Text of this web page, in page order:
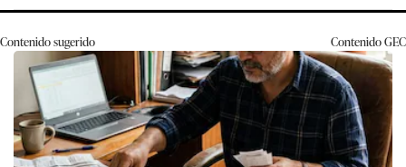
Contenido sugerido ContenidoGEC